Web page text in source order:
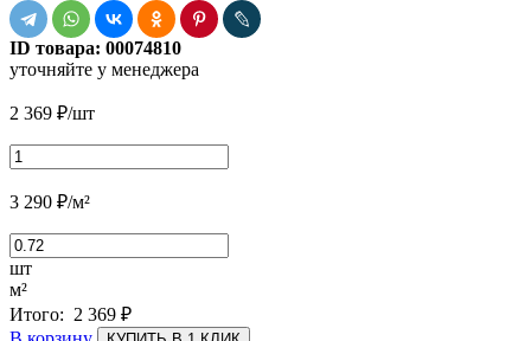
ID товара: 00074810
уточняйте у менеджера
2 369 ₽/шт
3 290 ₽/м²
шт
м²
Итого: 2 369 ₽